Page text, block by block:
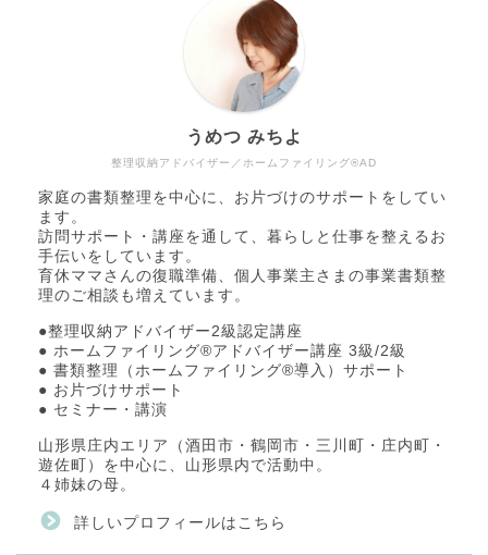
整理収納アドバイザー／ホームファイリング®AD
うめつ みちよ
家庭の書類整理を中心に、お片づけのサポートをしてい
ます。
訪問サポート・講座を通して、暮らしと仕事を整えるお
手伝いをしています。
育休ママさんの復職準備、個人事業主さまの事業書類整
理のご相談も増えています。
●整理収納アドバイザー2級認定講座
● ホームファイリング®アドバイザー講座 3級/2級
● 書類整理（ホームファイリング®導入）サポート
● お片づけサポート
● セミナー・講演
山形県庄内エリア（酒田市・鶴岡市・三川町・庄内町・
遊佐町）を中心に、山形県内で活動中。
４姉妹の母。
詳しいプロフィールはこちら